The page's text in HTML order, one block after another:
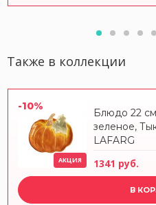
Также в коллекции
-10%
АКЦИЯ
Блюдо 22
зеленое,
LAFARG
1341 руб.
В